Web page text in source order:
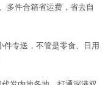
多件合箱省运费，省去自
件专送，不管是零食、日用